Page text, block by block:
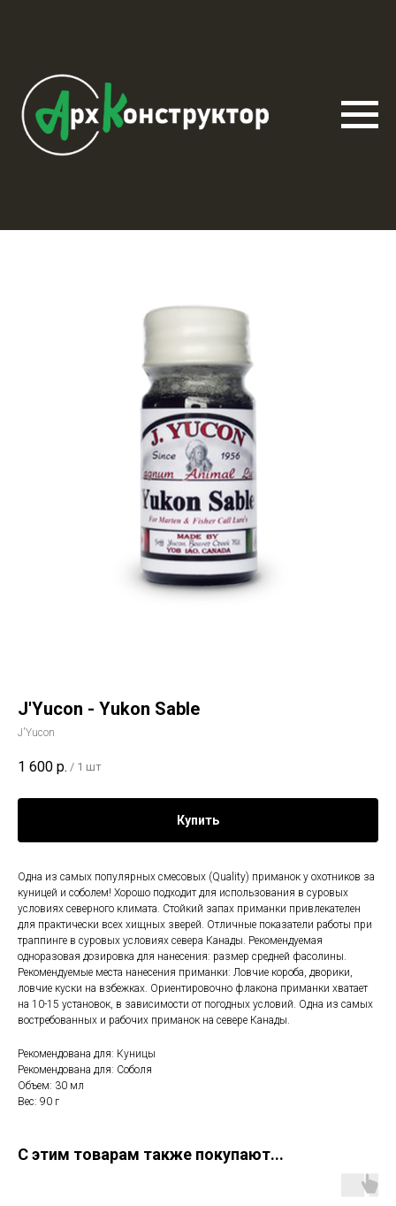
J'Yucon - Yukon Sable
J'Yucon
1 600 р. / 1 шт
Купить
Одна из самых популярных смесовых (Quality) приманок у охотников за
куницей и соболем! Хорошо подходит для использования в суровых
условиях северного климата. Стойкий запах приманки привлекателен
для практически всех хищных зверей. Отличные показатели работы при
траппинге в суровых условиях севера Канады. Рекомендуемая
одноразовая дозировка для нанесения: размер средней фасолины.
Рекомендуемые места нанесения приманки: Ловчие короба, дворики,
ловчие куски на взбежках. Ориентировочно флакона приманки хватает
на 10-15 установок, в зависимости от погодных условий. Одна из самых
востребованных и рабочих приманок на севере Канады.
Рекомендована для: Куницы
Рекомендована для: Соболя
Объем: 30 мл
Вес: 90 г
С этим товарам также покупают...